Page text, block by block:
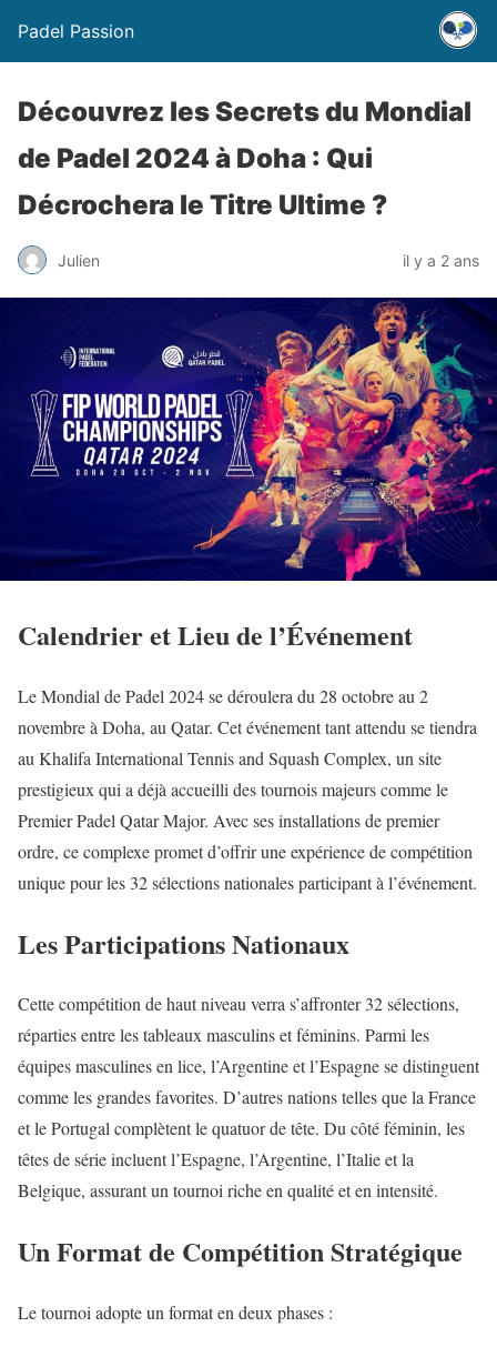
Padel Passion
Découvrez les Secrets du Mondial
de Padel 2024 à Doha : Qui
Décrochera le Titre Ultime ?
Julien il y a 2 ans
Calendrier et Lieu de l’Événement
Le Mondial de Padel 2024 se déroulera du 28 octobre au 2
novembre à Doha, au Qatar. Cet événement tant attendu se tiendra
au Khalifa International Tennis and Squash Complex, un site
prestigieux qui a déjà accueilli des tournois majeurs comme le
Premier Padel Qatar Major. Avec ses installations de premier
ordre, ce complexe promet d’offrir une expérience de compétition
unique pour les 32 sélections nationales participant à l’événement.
Les Participations Nationaux
Cette compétition de haut niveau verra s’affronter 32 sélections,
réparties entre les tableaux masculins et féminins. Parmi les
équipes masculines en lice, l’Argentine et l’Espagne se distinguent
comme les grandes favorites. D’autres nations telles que la France
et le Portugal complètent le quatuor de tête. Du côté féminin, les
têtes de série incluent l’Espagne, l’Argentine, l’Italie et la
Belgique, assurant un tournoi riche en qualité et en intensité.
Un Format de Compétition Stratégique
Le tournoi adopte un format en deux phases :